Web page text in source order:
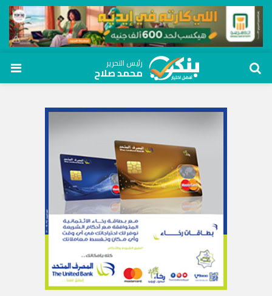
رئيس التحرير
محمد صلاح